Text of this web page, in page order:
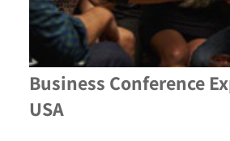
Business Conference
USA